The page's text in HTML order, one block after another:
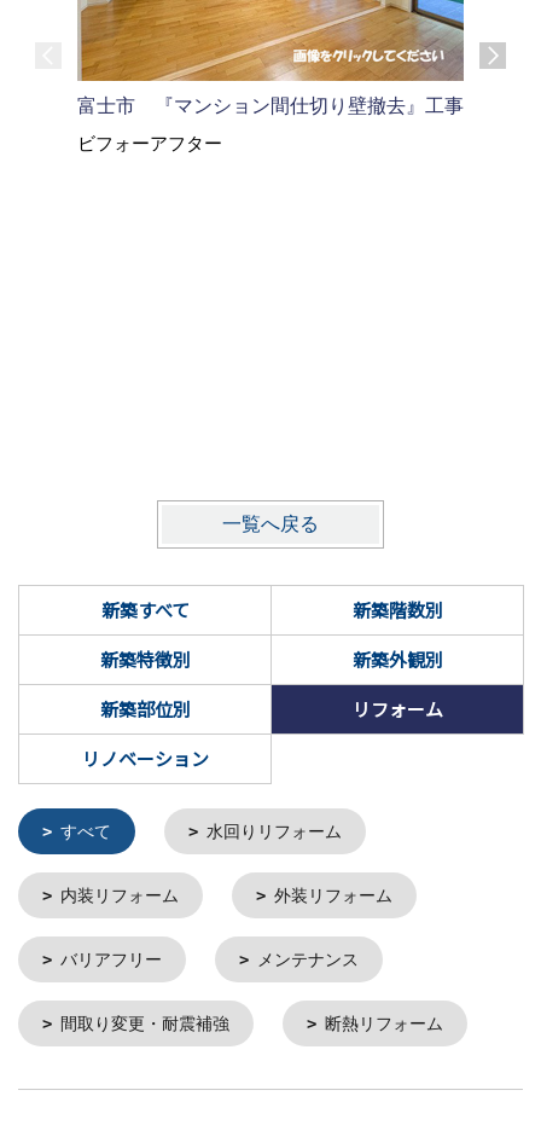
富士市 『マンション間仕切り壁撤去』工事
ビフォーアフター
一覧へ戻る
新築すべて
新築階数別
新築特徴別
新築外観別
新築部位別
リフォーム
リノベーション
すべて 水回りリフォーム
内装リフォーム 外装リフォーム
バリアフリー メンテナンス
間取り変更・耐震補強 断熱リフォーム